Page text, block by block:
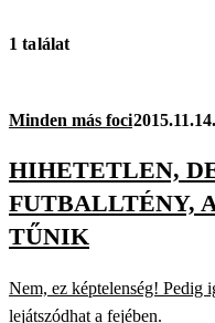
1 találat
Minden más foci
HIHETETLEN,
FUTBALLTÉNY,
TŰNIK
Nem, ez képtelenség! Pedig
lejátszódhat a fejében.